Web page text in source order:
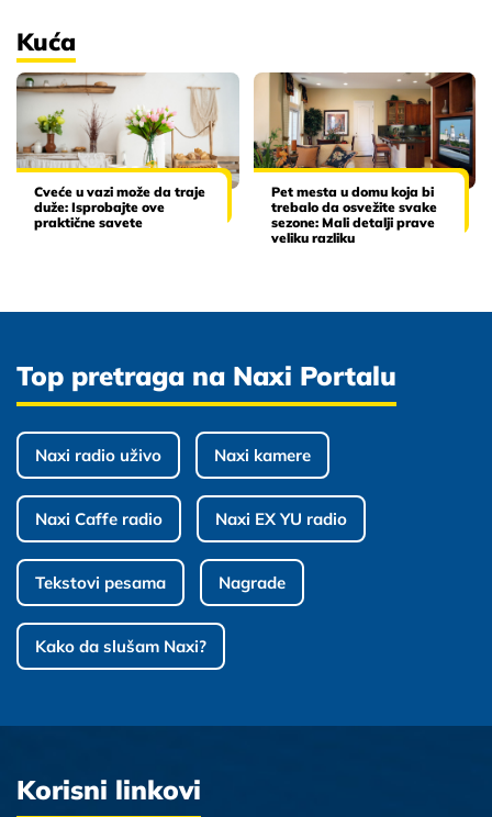
Kuća
Cveće u vazi može da traje
duže: Isprobajte ove
praktične savete
Pet mesta u domu koja bi
trebalo da osvežite svake
sezone: Mali detalji prave
veliku razliku
Top pretraga na Naxi Portalu
Naxi radio uživo Naxi kamere
Naxi Caffe radio Naxi EX YU radio
Tekstovi pesama Nagrade
Kako da slušam Naxi?
Korisni linkovi